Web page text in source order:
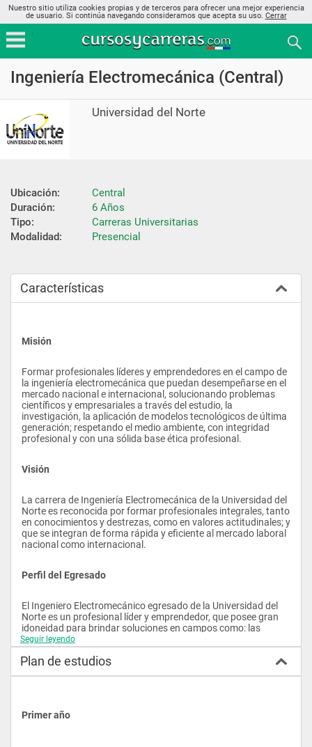
Nuestro sitio utiliza cookies propias y de terceros para ofrecer una mejor experiencia
de usuario. Si continúa navegando consideramos que acepta su uso. Cerrar
Ingeniería Electromecánica (Central)
Universidad del Norte
Ubicación:
Central
Duración:
6 Años
Tipo:
Carreras Universitarias
Modalidad:
Presencial
Características
Misión
Formar profesionales líderes y emprendedores en el campo de
la ingeniería electromecánica que puedan desempeñarse en el
mercado nacional e internacional, solucionando problemas
científicos y empresariales a través del estudio, la
investigación, la aplicación de modelos tecnológicos de última
generación; respetando el medio ambiente, con integridad
profesional y con una sólida base ética profesional.
Visión
La carrera de Ingeniería Electromecánica de la Universidad del
Norte es reconocida por formar profesionales integrales, tanto
en conocimientos y destrezas, como en valores actitudinales; y
que se integran de forma rápida y eficiente al mercado laboral
nacional como internacional.
Perfil del Egresado
El Ingeniero Electromecánico egresado de la Universidad del
Norte es un profesional líder y emprendedor, que posee gran
idoneidad para brindar soluciones en campos como: las
energías, instalaciones eléctricas, mecánicas, hidráulicas,
neumáticas, refrigeración y calefacción, así como también en
el gerenciamiento de proyectos de los antes mencionado. En
Seguir leyendo
Plan de estudios
Primer año